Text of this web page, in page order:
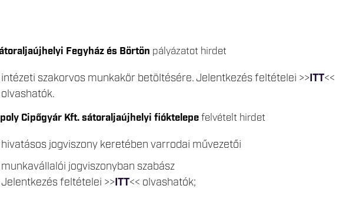
Fegyház és Börtön pályázatot hirdet
intézeti szakorvos munkakör betöltésére. Jelentkezés feltételei >>ITT<<
olvashatók.
Cipőgyár Kft. sátoraljaújhelyi fióktelepefelvételt hirdet
hivatásos jogviszony keretében varrodai művezetői
munkavállalói jogviszonyban szabász
Jelentkezés feltételei >>ITT<< olvashatók;